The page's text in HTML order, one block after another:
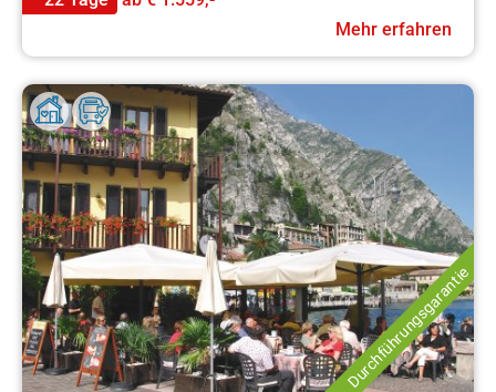
Mehr erfahren
Durchführungsgarantie